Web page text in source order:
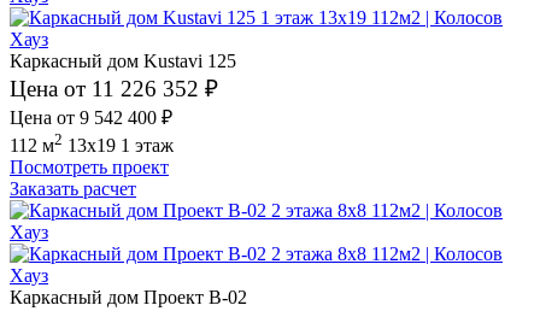
Каркасный дом Kustavi 125
Цена от 11 226 352 ₽
Цена от 9 542 400 ₽
112 м2 13x19 1 этаж
Посмотреть проект
Заказать расчет
Каркасный дом Проект В-02